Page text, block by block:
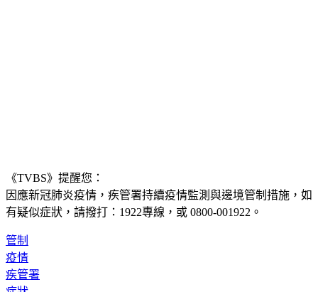
《TVBS》提醒您：
因應新冠肺炎疫情，疾管署持續疫情監測與邊境管制措施， 如
有疑似症狀，請撥打：1922專線，或 0800-001922。
管制
疫情
疾管署